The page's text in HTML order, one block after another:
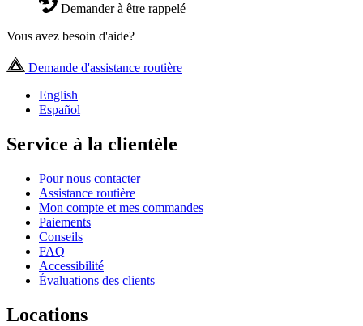
Demander à être rappelé
Vous avez besoin d'aide?
Demande d'assistance routière
English
Español
Service à la clientèle
Pour nous contacter
Assistance routière
Mon compte et mes commandes
Paiements
Conseils
FAQ
Accessibilité
Évaluations des clients
Locations